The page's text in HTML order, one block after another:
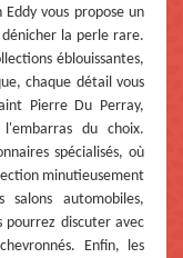
vous propose un
la perle rare.
éblouissantes,
chaque détail vous
Pierre Du Perray,
du choix.
spécialisés, où
minutieusement
automobiles,
pourrez discuter avec
Enfin, les